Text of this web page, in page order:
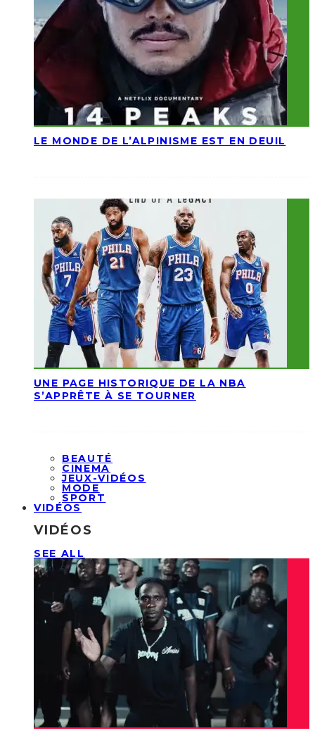
LE MONDE DE L’ALPINISME EST EN DEUIL
UNE PAGE HISTORIQUE DE LA NBA
S’APPRÊTE À SE TOURNER
BEAUTÉ
CINEMA
JEUX-VIDÉOS
MODE
SPORT
VIDÉOS
VIDÉOS
SEE ALL